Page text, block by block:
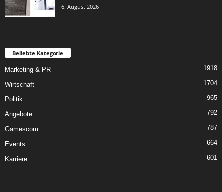
6. August 2026
Beliebte Kategorie
Marketing & PR 1918
Wirtschaft 1704
Politik 965
Angebote 792
Gamescom 787
Events 664
Karriere 601